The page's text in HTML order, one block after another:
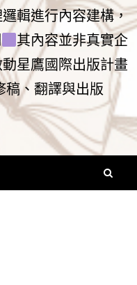
輯進行內容建構，
其內容並非真實企
星鷹國際出版計畫
稿、翻譯與出版